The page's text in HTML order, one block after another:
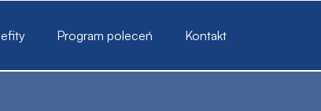
Program poleceń Kontakt